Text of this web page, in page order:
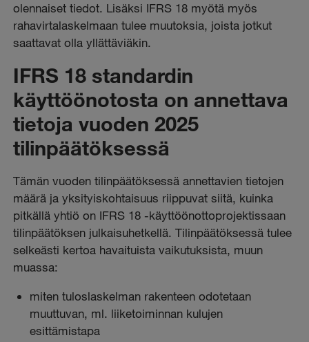
olennaiset tiedot. Lisäksi IFRS 18 myötä myös
rahavirtalaskelmaan tulee muutoksia, joista jotkut
saattavat olla yllättäviäkin.
IFRS 18 standardin
käyttöönotosta on annettava
tietoja vuoden 2025
tilinpäätöksessä
Tämän vuoden tilinpäätöksessä annettavien tietojen
määrä ja yksityiskohtaisuus riippuvat siitä, kuinka
pitkällä yhtiö on IFRS 18 -käyttöönottoprojektissaan
tilinpäätöksen julkaisuhetkellä. Tilinpäätöksessä tulee
selkeästi kertoa havaituista vaikutuksista, muun
muassa:
miten tuloslaskelman rakenteen odotetaan
muuttuvan, ml. liiketoiminnan kulujen
esittämistapa